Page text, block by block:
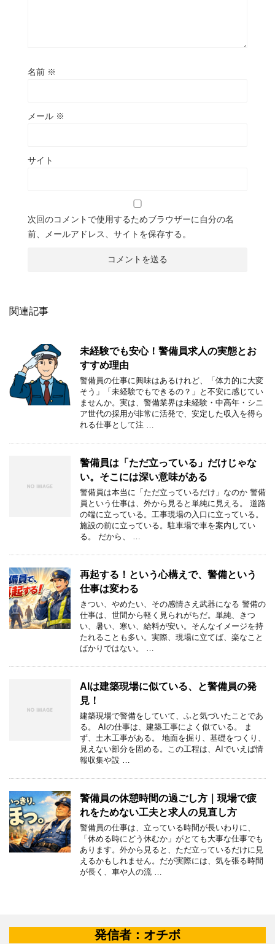
名前 ※
メール ※
サイト
次回のコメントで使用するためブラウザーに自分の名
前、メールアドレス、サイトを保存する。
関連記事
未経験でも安心！警備員求人の実態とお
すすめ理由
警備員の仕事に興味はあるけれど、「体力的に大変
そう」「未経験でもできるの？」と不安に感じてい
ませんか。実は、警備業界は未経験・中高年・シニ
ア世代の採用が非常に活発で、安定した収入を得ら
れる仕事として注 …
警備員は「ただ立っている」だけじゃな
い。そこには深い意味がある
警備員は本当に「ただ立っているだけ」なのか 警備
員という仕事は、外から見ると単純に見える。 道路
の端に立っている。工事現場の入口に立っている。
施設の前に立っている。駐車場で車を案内してい
る。 だから、 …
再起する！という心構えで、警備という
仕事は変わる
きつい、やめたい、その感情さえ武器になる 警備の
仕事は、世間から軽く見られがちだ。単純、きつ
い、暑い、寒い、給料が安い。そんなイメージを持
たれることも多い。実際、現場に立てば、楽なこと
ばかりではない。 …
AIは建築現場に似ている、と警備員の発
見！
建築現場で警備をしていて、ふと気づいたことであ
る。 AIの仕事は、建築工事によく似ている。 ま
ず、土木工事がある。 地面を掘り、基礎をつくり、
見えない部分を固める。この工程は、AIでいえば情
報収集や設 …
警備員の休憩時間の過ごし方｜現場で疲
れをためない工夫と求人の見直し方
警備員の仕事は、立っている時間が長いわりに、
「休める時にどう休むか」がとても大事な仕事でも
あります。外から見ると、ただ立っているだけに見
えるかもしれません。だが実際には、気を張る時間
が長く、車や人の流 …
発信者：オチボ